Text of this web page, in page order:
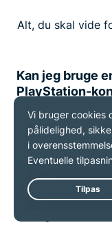
Alt, du skal vide
Kan jeg bruge
PlayStation-
Hvad er den
en VPN til
Giver